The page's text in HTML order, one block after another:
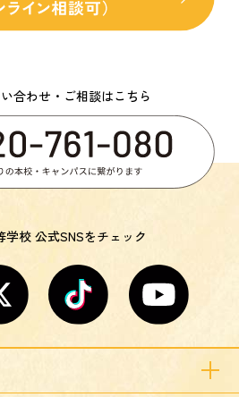
合わせ・ご相談はこちら
学校 公式SNSをチェック